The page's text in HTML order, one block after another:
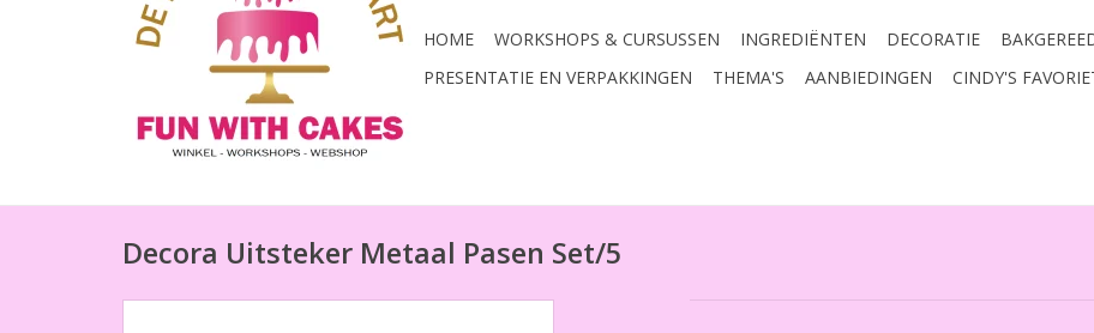
HOME WORKSHOPS & CURSUSSEN INGREDIËNTEN DECORATIE
PRESENTATIE EN VERPAKKINGEN
THEMA'S AANBIEDINGEN CINDY'S
Decora Uitsteker Metaal Pasen Set/5